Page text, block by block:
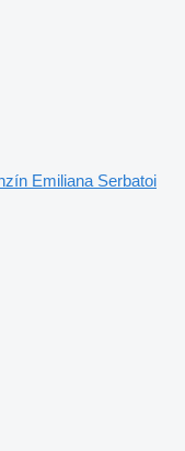
Emiliana Serbatoi